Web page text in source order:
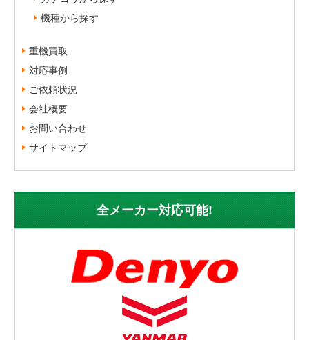
機種から探す
重機買取
対応事例
ご依頼状況
会社概要
お問い合わせ
サイトマップ
全メーカー対応可能!